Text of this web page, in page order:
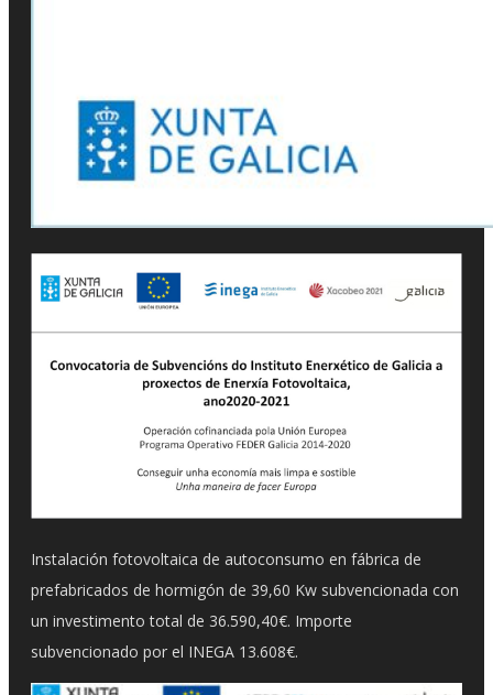
Instalación fotovoltaica de autoconsumo en fábrica de
prefabricados de hormigón de 39,60 Kw subvencionada con
un investimento total de 36.590,40€. Importe
subvencionado por el INEGA 13.608€.